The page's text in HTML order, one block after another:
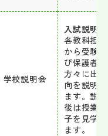
学校説明会
入試説明会
各教科担
から受験
び保護者の
方々に出
向を説明
ます。説
後は授業
子を見学
ます。